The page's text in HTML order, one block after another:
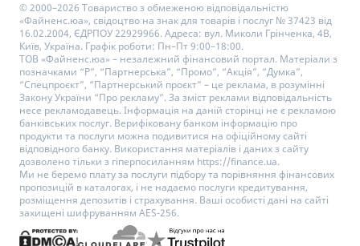
© 2000–2026 Товариство з обмеженою відповідальністю
«Файненс.юа», свідоцтво на знак для товарів і послуг № 37423 від
16.02.2004, ЄДРПОУ 22929966. Адреса: вул. Миколи Грінченка, 4В,
Київ, Україна. Графік роботи: Пн–Пт 9:00–18:00.
ТОВ «Файненс.юа» – незалежний фінансовий портал. Матеріали з
позначками “Р”, “Партнерська”, “Промо”, “Акція”, “Думка”,
“Спецпроєкт”, “Партнерський проєкт” – це реклама, в розумінні
Закону України “Про рекламу”. За зміст реклами відповідальність
несе рекламодавець. Інформація на даній сторінці не є рекламою
банківських послуг. Верифіковану банком інформацію про
продукти та послуги можна подивитися на офіційному сайті
відповідного банку. Використання матеріалів і даних з сайту
дозволено тільки з гіперпосиланням https://finance.ua.
Ми не беремо плату за послуги підбору та порівняння фінансових
пропозицій в каталогах, і не надаємо послуги кредитування,
розміщення депозитів і страхування. Ваші особисті дані на сайті
захищені шифруванням AES-256.